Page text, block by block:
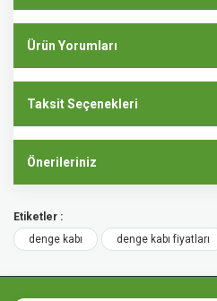
Ürün Yorumları
Taksit Seçenekleri
Önerileriniz
Etiketler :
denge kabı
denge kabı fiyatları